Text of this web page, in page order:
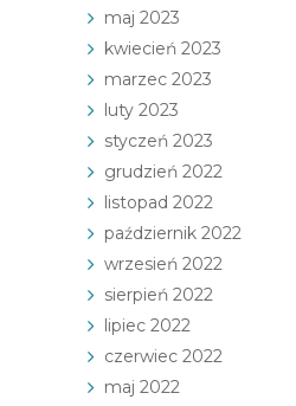
maj 2023
kwiecień 2023
marzec 2023
luty 2023
styczeń 2023
grudzień 2022
listopad 2022
październik 2022
wrzesień 2022
sierpień 2022
lipiec 2022
czerwiec 2022
maj 2022